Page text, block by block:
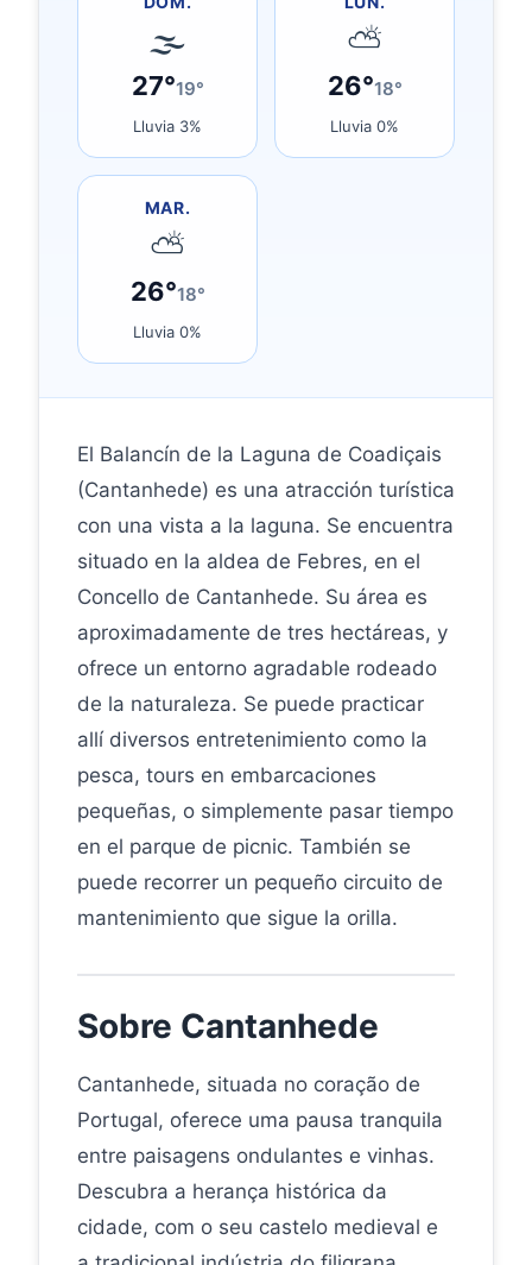
🌫
27°19°
Lluvia 3%
⛅
26°18°
Lluvia 0%
MAR.
⛅
26°18°
Lluvia 0%
El Balancín de la Laguna de Coadiçais
(Cantanhede) es una atracción turística
con una vista a la laguna. Se encuentra
situado en la aldea de Febres, en el
Concello de Cantanhede. Su área es
aproximadamente de tres hectáreas, y
ofrece un entorno agradable rodeado
de la naturaleza. Se puede practicar
allí diversos entretenimiento como la
pesca, tours en embarcaciones
pequeñas, o simplemente pasar tiempo
en el parque de picnic. También se
puede recorrer un pequeño circuito de
mantenimiento que sigue la orilla.
Sobre Cantanhede
Cantanhede, situada no coração de
Portugal, oferece uma pausa tranquila
entre paisagens ondulantes e vinhas.
Descubra a herança histórica da
cidade, com o seu castelo medieval e